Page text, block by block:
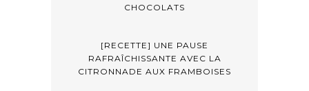
CHOCOLATS
[RECETTE] UNE PAUSE
RAFRAÎCHISSANTE AVEC LA
CITRONNADE AUX FRAMBOISES